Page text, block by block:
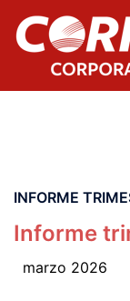
INFORME
Informe
marzo 2026